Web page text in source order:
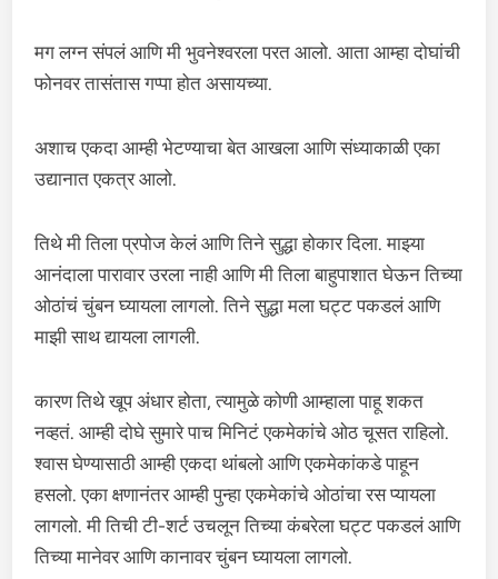
मग लग्न संपलं आणि मी भुवनेश्वरला परत आलो. आता आम्हा दोघांची
फोनवर तासंतास गप्पा होत असायच्या.
अशाच एकदा आम्ही भेटण्याचा बेत आखला आणि संध्याकाळी एका
उद्यानात एकत्र आलो.
तिथे मी तिला प्रपोज केलं आणि तिने सुद्धा होकार दिला. माझ्या
आनंदाला पारावार उरला नाही आणि मी तिला बाहुपाशात घेऊन तिच्या
ओठांचं चुंबन घ्यायला लागलो. तिने सुद्धा मला घट्ट पकडलं आणि
माझी साथ द्यायला लागली.
कारण तिथे खूप अंधार होता, त्यामुळे कोणी आम्हाला पाहू शकत
नव्हतं. आम्ही दोघे सुमारे पाच मिनिटं एकमेकांचे ओठ चूसत राहिलो.
श्वास घेण्यासाठी आम्ही एकदा थांबलो आणि एकमेकांकडे पाहून
हसलो. एका क्षणानंतर आम्ही पुन्हा एकमेकांचे ओठांचा रस प्यायला
लागलो. मी तिची टी-शर्ट उचलून तिच्या कंबरेला घट्ट पकडलं आणि
तिच्या मानेवर आणि कानावर चुंबन घ्यायला लागलो.